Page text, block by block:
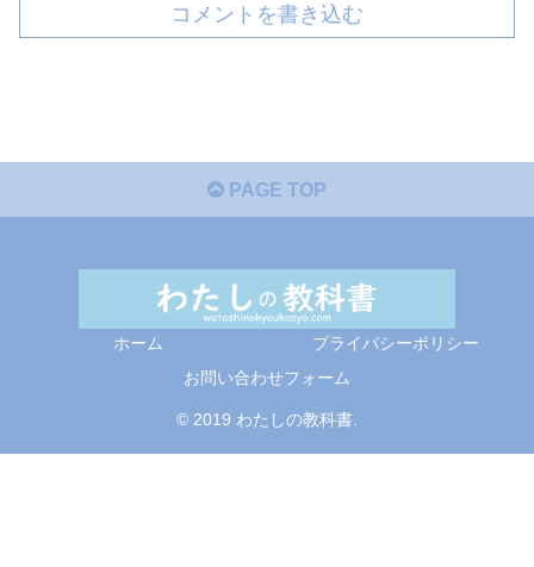
コメントを書き込む
PAGE TOP
ホーム
プライバシーポリシー
お問い合わせフォーム
© 2019 わたしの教科書.